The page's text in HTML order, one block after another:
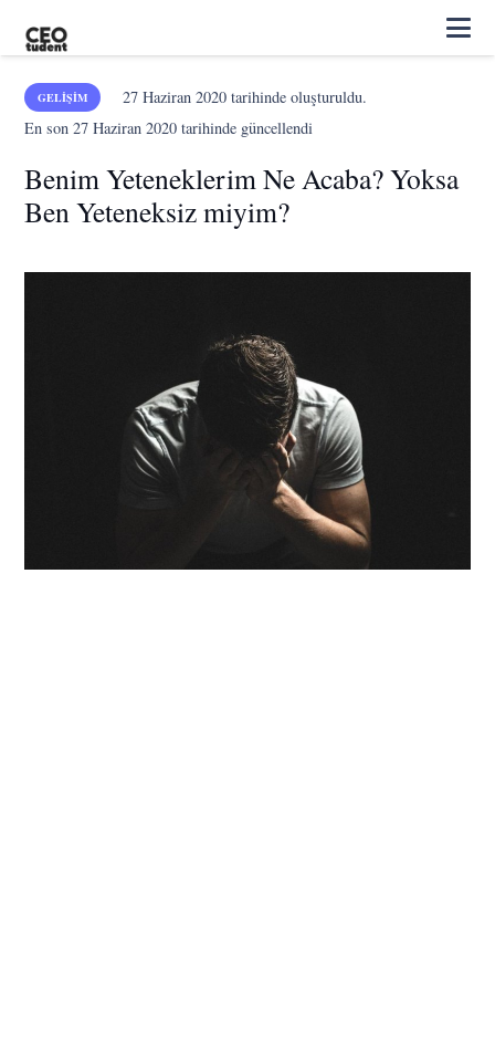
GELIŞIM 27 Haziran 2020tarihinde oluşturuldu.
En son27 Haziran 2020 tarihinde güncellendi
Benim Yeteneklerim Ne Acaba? Yoksa
Ben Yeteneksiz miyim?